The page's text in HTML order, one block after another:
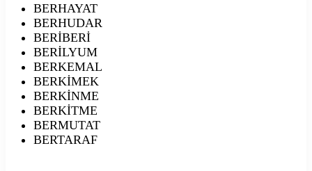
BERHAYAT
BERHUDAR
BERİBERİ
BERİLYUM
BERKEMAL
BERKİMEK
BERKİNME
BERKİTME
BERMUTAT
BERTARAF